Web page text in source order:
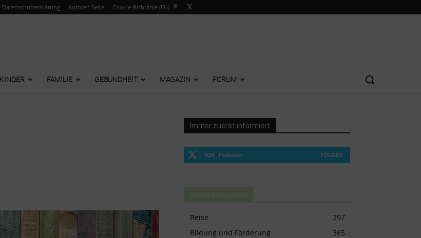
Datenschutzerklärung Autoren Seite Cookie-Richtlinie (EU)
KINDER FAMILIE GESUNDHEIT MAGAZIN FORUM
Immer zuerst informiert
624 Follower FOLGEN
Reise
397
Bildung und Förderung
365